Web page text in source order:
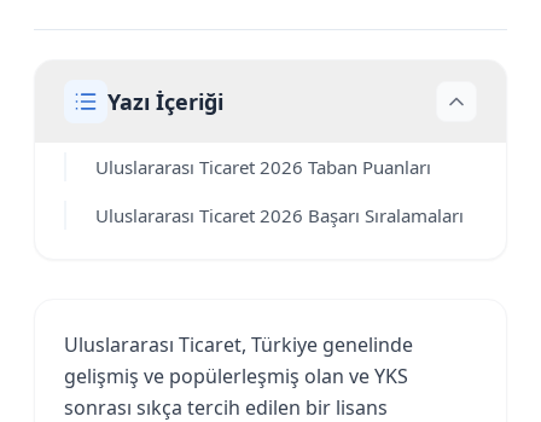
Yazı İçeriği
Uluslararası Ticaret 2026 Taban Puanları
Uluslararası Ticaret 2026 Başarı Sıralamaları
Uluslararası Ticaret, Türkiye genelinde
gelişmiş ve popülerleşmiş olan ve YKS
sonrası sıkça tercih edilen bir lisans